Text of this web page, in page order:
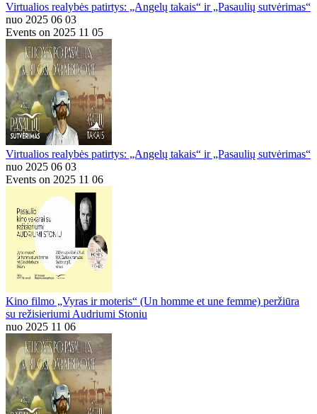
Virtualios realybės patirtys: „Angelų takais“ ir „Pasaulių sutvėrimas“
nuo 2025 06 03
Events on 2025 11 05
Virtualios realybės patirtys: „Angelų takais“ ir „Pasaulių sutvėrimas“
nuo 2025 06 03
Events on 2025 11 06
Kino filmo „Vyras ir moteris“ (Un homme et une femme) peržiūra
su režisieriumi Audriumi Stoniu
nuo 2025 11 06